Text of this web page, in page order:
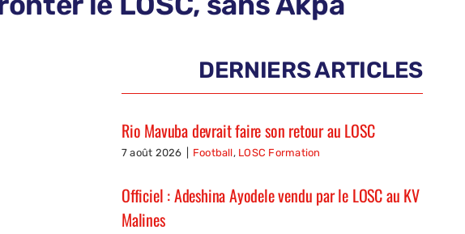
DERNIERS ARTICLES
Rio Mavuba devrait faire son retour au LOSC
7 août 2026 Football, LOSC Formation
Officiel : Adeshina Ayodele vendu par le LOSC au KV
Malines